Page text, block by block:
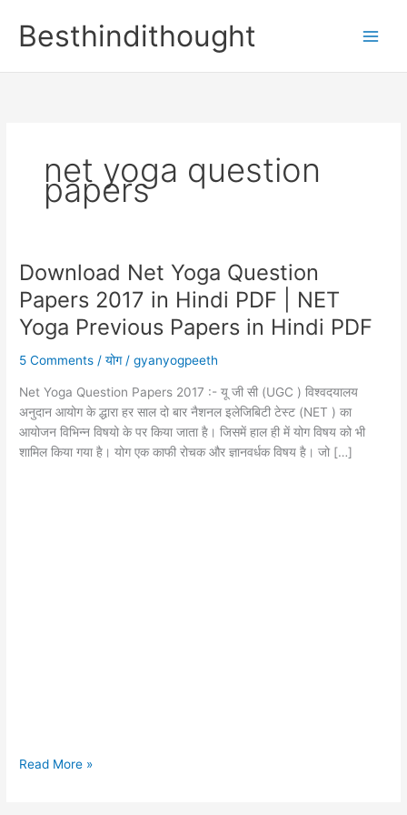
contentBesthindithought
net yoga question
papers
Download Net Yoga Question
Papers 2017 in Hindi PDF | NET
Yoga Previous Papers in Hindi PDF
5 Comments /योग/gyanyogpeeth
Net Yoga Question Papers 2017 :- यू जी सी (UGC ) विश्वदयालय
अनुदान आयोग के द्धारा हर साल दो बार नैशनल इलेजिबिटी टेस्ट (NET ) का
आयोजन विभिन्न विषयो के पर किया जाता है। जिसमें हाल ही में योग विषय को भी
शामिल किया गया है। योग एक काफी रोचक और ज्ञानवर्धक विषय है। जो […]
Download
Read More »